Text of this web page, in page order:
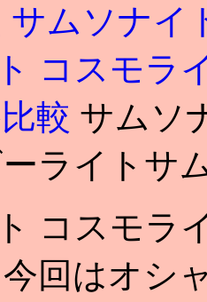
サムソナイ
コスモラ
較 サムソ
ライトサ
コスモラ
今回はオシ